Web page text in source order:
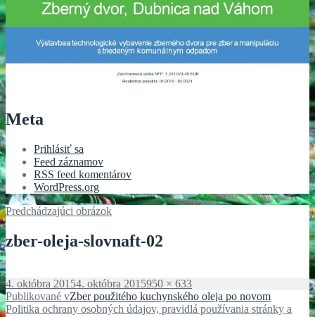
Meta
Prihlásiť sa
Feed záznamov
RSS feed komentárov
WordPress.org
Predchádzajúci obrázok
zber-oleja-slovnaft-02
Publikované
4. októbra 20154. októbra 2015Plná
veľkosť
950 × 633
Navigácia
Publikované vZber použitého kuchynského oleja po novom
Politika ochrany osobných údajov, pravidlá používania stránky a